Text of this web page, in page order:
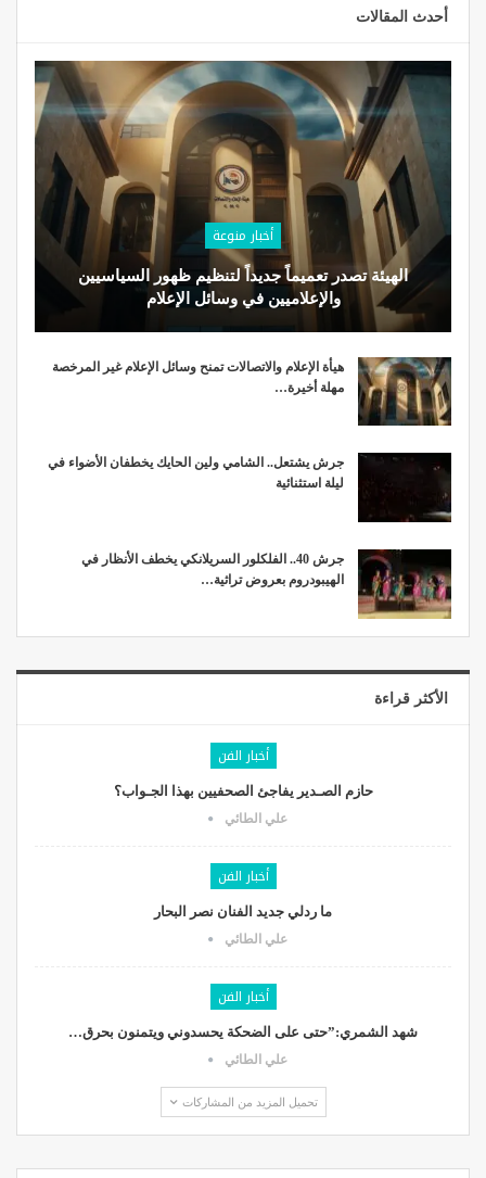
أحدث المقالات
أخبار منوعة
الهيئة تصدر تعميماً جديداً لتنظيم ظهور السياسيين
والإعلاميين في وسائل الإعلام
هيأة الإعلام والاتصالات تمنح وسائل الإعلام غير المرخصة
مهلة أخيرة…
جرش يشتعل.. الشامي ولين الحايك يخطفان الأضواء في
ليلة استثنائية
جرش 40.. الفلكلور السريلانكي يخطف الأنظار في
الهيبودروم بعروض تراثية…
الأكثر قراءة
أخبار الفن
حازم الصـدير يفاجئ الصحفيين بهذا الجـواب؟
علي الطائي
أخبار الفن
ما ردلي جديد الفنان نصر البحار
علي الطائي
أخبار الفن
شهد الشمري:”حتى على الضحكة يحسدوني ويتمنون بحرق…
علي الطائي
تحميل المزيد من المشاركات